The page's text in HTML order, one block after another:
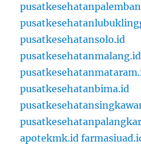
pusatkesehatansolo.id
pusatkesehatanmalang.id
pusatkesehatanbima.id
apotekmk.id